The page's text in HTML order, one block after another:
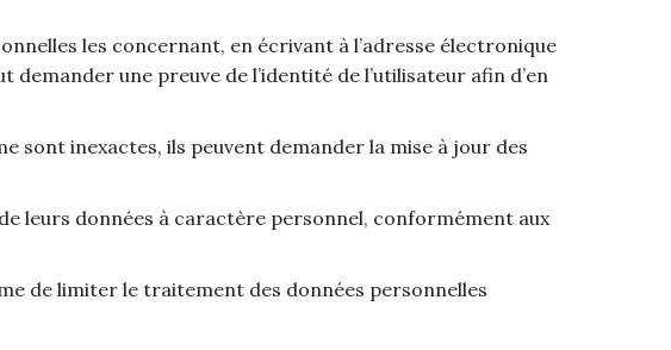
les concernant, en écrivant à l’adresse électronique
une preuve de l’identité de l’utilisateur afin d’en
sont inexactes, ils peuvent demander la mise à jour des
leurs données à caractère personnel, conformément aux
de limiter le traitement des données personnelles